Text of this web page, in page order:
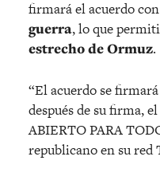
firmará el acuerdo
guerra, lo que
estrecho de Ormuz.
“El acuerdo se
después de su firma,
ABIERTO PARA
republicano en su red